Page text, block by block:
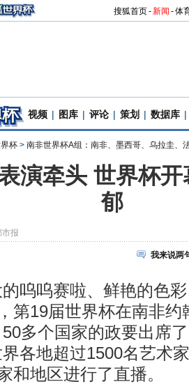
搜狐首页-新闻 -体
视频 | 图库 | 评论 | 策划 | 数据库 |
杯 > 南非世界杯A组：南非、墨西哥、乌拉圭、
演牵头 世界杯
郁
市报
我来说两
呜赛啦、鲜艳的色
第19届世界杯在南非约
多个国家的政要出席
各地超过1500名艺术
和地区进行了直播。